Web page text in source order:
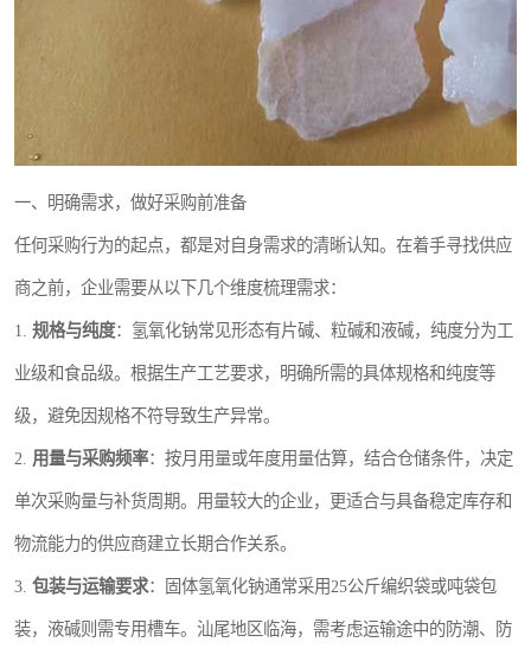
一、明确需求，做好采购前准备
任何采购行为的起点，都是对自身需求的清晰认知。在着手寻找供应
商之前，企业需要从以下几个维度梳理需求：
1. 规格与纯度：氢氧化钠常见形态有片碱、粒碱和液碱，纯度分为工
业级和食品级。根据生产工艺要求，明确所需的具体规格和纯度等
级，避免因规格不符导致生产异常。
2. 用量与采购频率：按月用量或年度用量估算，结合仓储条件，决定
单次采购量与补货周期。用量较大的企业，更适合与具备稳定库存和
物流能力的供应商建立长期合作关系。
3. 包装与运输要求：固体氢氧化钠通常采用25公斤编织袋或吨袋包
装，液碱则需专用槽车。汕尾地区临海，需考虑运输途中的防潮、防